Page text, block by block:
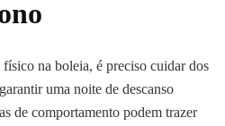
na boleia, é preciso cuidar dos
uma noite de descanso
de comportamento podem trazer